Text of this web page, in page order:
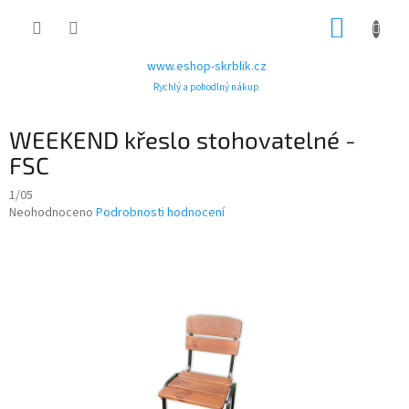
www.eshop-skrblik.cz
Rychlý a pohodlný nákup
WEEKEND křeslo stohovatelné -
FSC
1/05
Průměrné
Neohodnoceno Podrobnosti hodnocení